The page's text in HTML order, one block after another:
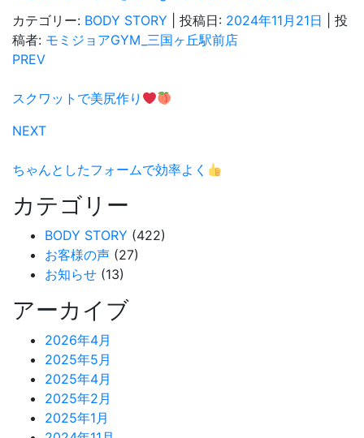
カテゴリー: BODY STORY | 投稿日: 2024年11月21日
投
稿者: モミジョアGYM_三国ヶ丘駅前店
PREV
スクワットで美尻作り
NEXT
ちゃんとしたフォームで効率よく
カテゴリー
BODY STORY (422)
お客様の声 (27)
お知らせ (13)
アーカイブ
2026年4月
2025年5月
2025年4月
2025年2月
2025年1月